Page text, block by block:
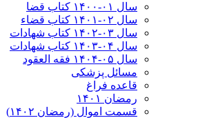
سال ۰۱-۱۴۰۰ کتاب قضا
سال ۰۲-۱۴۰۱ کتاب قضاء
سال ۰۳-۱۴۰۲ کتاب شهادات
سال ۰۴-۱۴۰۳ کتاب شهادات
سال ۰۵-۱۴۰۴ فقه العقود
مسائل پزشکی
قاعده فراغ
رمضان ۱۴۰۱
قسمت اموال (رمضان ۱۴۰۲)